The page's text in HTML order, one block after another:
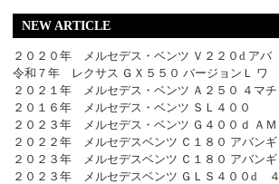
NEW ARTICLE
２０２０年 メルセデス・ベンツ Ｖ２２０d アバ
令和７年 レクサス ＧＸ５５０ バージョンＬ ワ
２０２１年 メルセデス・ベンツ Ａ２５０ ４マチ
２０１６年 メルセデス・ベンツ ＳＬ４００
２０２３年 メルセデス・ベンツ Ｇ４００ｄ ＡＭ
２０２２年 メルセデスベンツ Ｃ１８０ アバンギ
２０２３年 メルセデスベンツ Ｃ１８０ アバンギ
２０２３年 メルセデスベンツ ＧＬＳ４００d ４